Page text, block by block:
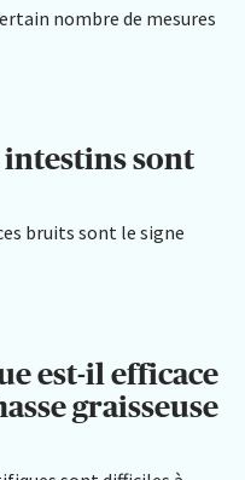
nombre de mesures
intestins sont
bruits sont le signe
est-il efficace
graisseuse